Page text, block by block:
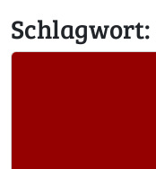
Schlagwort: